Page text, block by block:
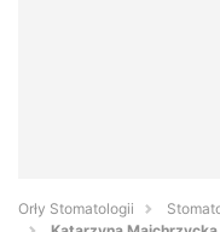
Orły Stomatologii